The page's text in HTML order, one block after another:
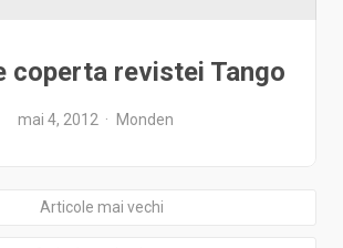
coperta revistei Tango
mai 4, 2012 Monden
Articole mai vechi